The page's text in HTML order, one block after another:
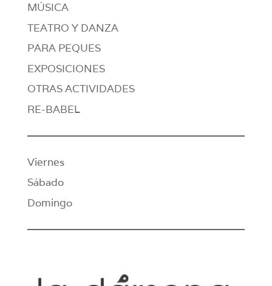
MÚSICA
TEATRO Y DANZA
PARA PEQUES
EXPOSICIONES
OTRAS ACTIVIDADES
RE-BABEL
Viernes
Sábado
Domingo